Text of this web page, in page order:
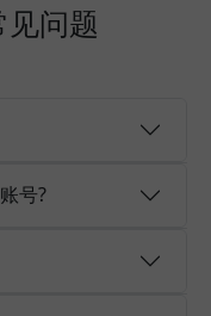
问题
号?